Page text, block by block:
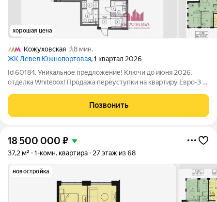
хорошая цена
Кожуховская
8 мин.
ЖК Левел Южнопортовая, 1 квартал 2026
Id 60184. Уникальное предложение! Ключи до июня 2026,
отделка Whitebox! Продажа переуступки на квартиру Евро-3 в
возможность приобрести квартиру в престижном ЖК Level
Южнопортовый по переуступке права
Позвонить
18 500 000 ₽
37,2 м² 1-комн. квартира 27 этаж из 68
новостройка